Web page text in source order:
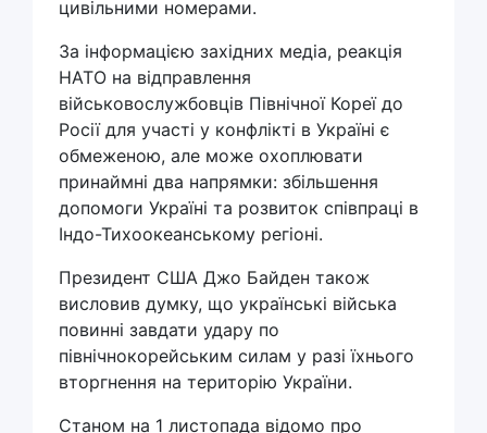
цивільними номерами.
За інформацією західних медіа, реакція
НАТО на відправлення
військовослужбовців Північної Кореї до
Росії для участі у конфлікті в Україні є
обмеженою, але може охоплювати
принаймні два напрямки: збільшення
допомоги Україні та розвиток співпраці в
Індо-Тихоокеанському регіоні.
Президент США Джо Байден також
висловив думку, що українські війська
повинні завдати удару по
північнокорейським силам у разі їхнього
вторгнення на територію України.
Станом на 1 листопада відомо про